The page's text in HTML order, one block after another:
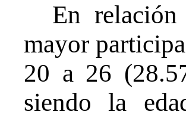
En
mayor
20 a 26
siendo la